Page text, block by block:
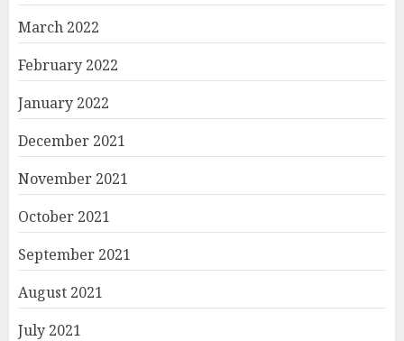
March 2022
February 2022
January 2022
December 2021
November 2021
October 2021
September 2021
August 2021
July 2021